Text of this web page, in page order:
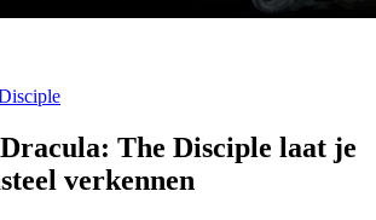
The Disciple laat je
verkennen